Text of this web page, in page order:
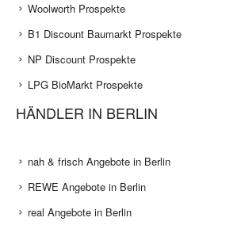
Woolworth Prospekte
B1 Discount Baumarkt Prospekte
NP Discount Prospekte
LPG BioMarkt Prospekte
HÄNDLER IN BERLIN
nah & frisch Angebote in Berlin
REWE Angebote in Berlin
real Angebote in Berlin